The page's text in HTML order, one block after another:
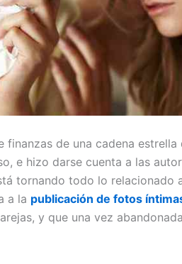
de una cadena estrella
e hizo darse cuenta a las
tornando todo lo relacionado
a la publicación de fotos
y que una vez